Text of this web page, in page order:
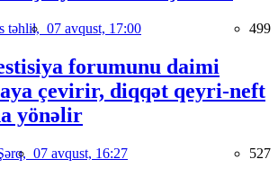
təhlil, 07 avqust, 17:00 499
forumunu daimi
çevirir, diqqət qeyri-neft
yönəlir
07 avqust, 16:27 527